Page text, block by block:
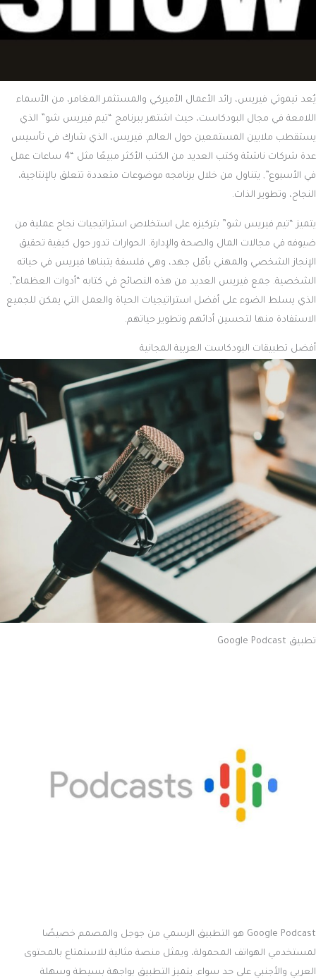
يُعد تيموثي فيريس، رائد الأعمال الأميركي والمستثمر المغامر، من الأسماء
اللامعة في مجال البودكاست، حيث اشتهر ببرنامج “تيم فيريس شو” الذي
يستقطب ملايين المستمعين حول العالم. فيريس، الذي شارك في تأسيس
عدة شركات ناشئة وكتب العديد من الكتب الأكثر مبيعًا مثل “4 ساعات عمل
في الأسبوع”, يتناول من خلال برنامجه موضوعات متعددة تتعلق بالإنتاجية،
النجاح، وتطوير الذات.
يتميز “تيم فيريس شو” بتركيزه على استخلاص استراتيجيات نجاح عملية من
ضيوفه في مجالات المال والصحة والإدارة. الحوارات تدور حول كيفية تحقيق
الإنجاز الشخصي والمهني بأقل جهد، وهي فلسفة يتبناها فيريس في حياته
الشخصية. جمع فيريس العديد من هذه النصائح في كتابه “أدوات العظماء”,
الذي يسلط الضوء على أفضل استراتيجيات الحياة والعمل التي يمكن للجميع
الاستفادة منها لتحسين أدائهم وتطوير حياتهم.
أفضل تطبيقات البودكاست العربية المجانية
تطبيق Google Podcast
Google Podcast هو التطبيق الرسمي من جوجل والمصمم خصيصًا
لمستخدمي الهواتف المحمولة، ويمثل منصة مثالية للاستمتاع بالمحتوى
العربي والأجنبي على حد سواء. يتميز التطبيق بواجهة بسيطة وسهلة